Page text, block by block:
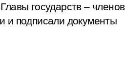
государств – членов
и подписали документы